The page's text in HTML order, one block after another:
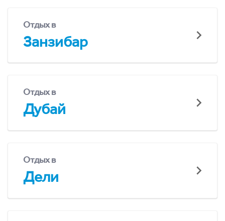
Отдых в
Занзибар
Отдых в
Дубай
Отдых в
Дели